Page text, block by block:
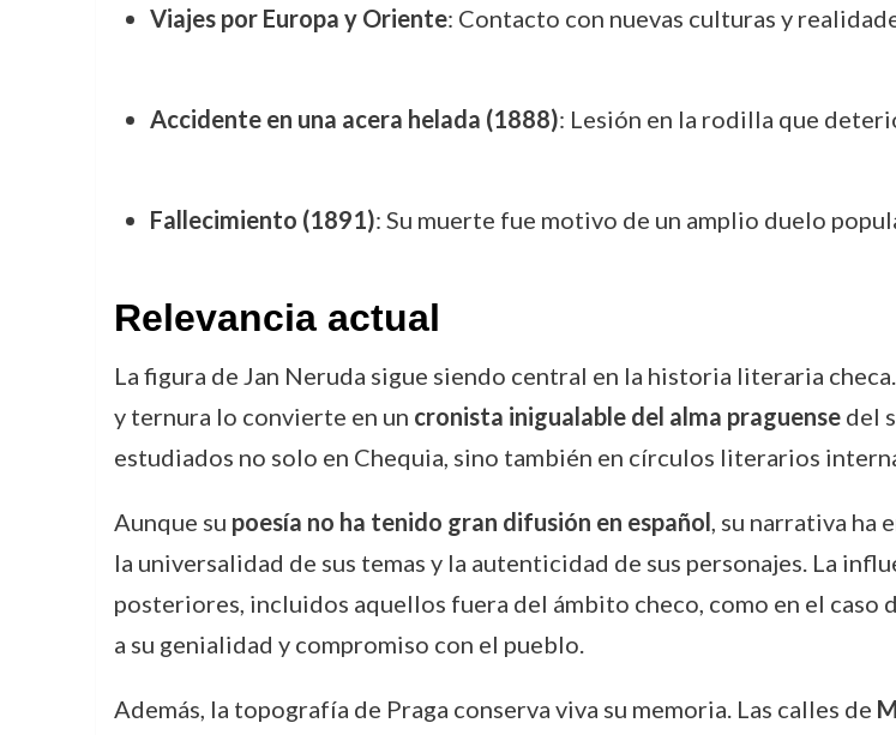
Viajes por Europa y Oriente: Contacto con nuevas culturas y
Accidente en una acera helada (1888): Lesión en la rodilla que
Fallecimiento (1891): Su muerte fue motivo de un amplio duelo
Relevancia actual
La figura de Jan Neruda sigue siendo central en la historia literaria
y ternura lo convierte en un cronista inigualable del alma praguensedel
estudiados no solo en Chequia, sino también en círculos literarios
Aunque su poesía no ha tenido gran difusión en español, su narrativa ha
la universalidad de sus temas y la autenticidad de sus personajes. La
posteriores, incluidos aquellos fuera del ámbito checo, como en el caso
a su genialidad y compromiso con el pueblo.
Además, la topografía de Praga conserva viva su memoria. Las calles de